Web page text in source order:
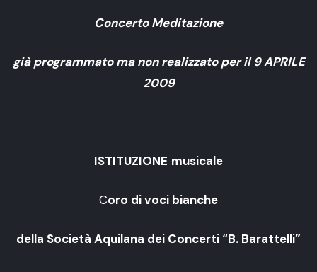
Concerto Meditazione
già programmato ma non realizzato per il 9 APRILE
2009
ISTITUZIONE musicale
Coro di voci bianche
della Società Aquilana dei Concerti “B. Barattelli”